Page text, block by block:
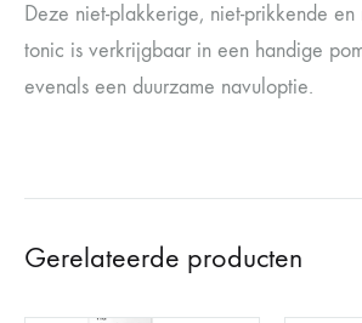
Deze niet-plakkerige, niet-prikkende en
tonic is verkrijgbaar in een handige
evenals een duurzame navuloptie.
Gerelateerde producten